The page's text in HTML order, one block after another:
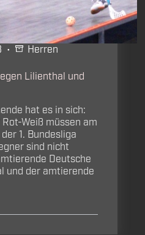
Herren
Lilienthal und
hat es in sich:
Weiß müssen am
1. Bundesliga
sind nicht
Deutsche
und der amtierende